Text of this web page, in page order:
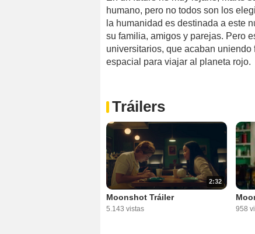
humano, pero no todos son los
la humanidad es destinada a este
su familia, amigos y parejas. Pero
universitarios, que acaban
espacial para viajar al planeta rojo.
Tráilers
2:32
Moonshot Tráiler
5.143 vistas 958